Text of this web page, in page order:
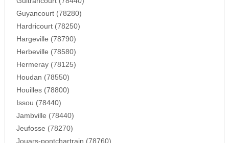
Guyancourt (78280)
Hardricourt (78250)
Hargeville (78790)
Herbeville (78580)
Hermeray (78125)
Houdan (78550)
Houilles (78800)
Issou (78440)
Jambville (78440)
Jeufosse (78270)
Jouars-pontchartrain (78760)